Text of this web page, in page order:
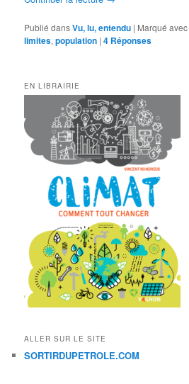
Publié dansVu, lu, entendu | Marqué avec
limites,population |4 Réponses
EN LIBRAIRIE
ALLER SUR LE SITE
SORTIRDUPETROLE.COM